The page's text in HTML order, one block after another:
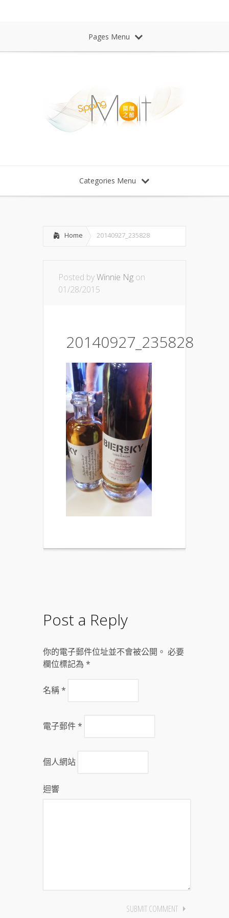
Pages Menu
Categories Menu
Home 20140927_235828
Posted byWinnie Ng on
01/28/2015
20140927_235828
Post a Reply
你的電子郵件位址並不會被公開。 必要
欄位標記為 *
名稱*
電子郵件*
個人網站
迴響